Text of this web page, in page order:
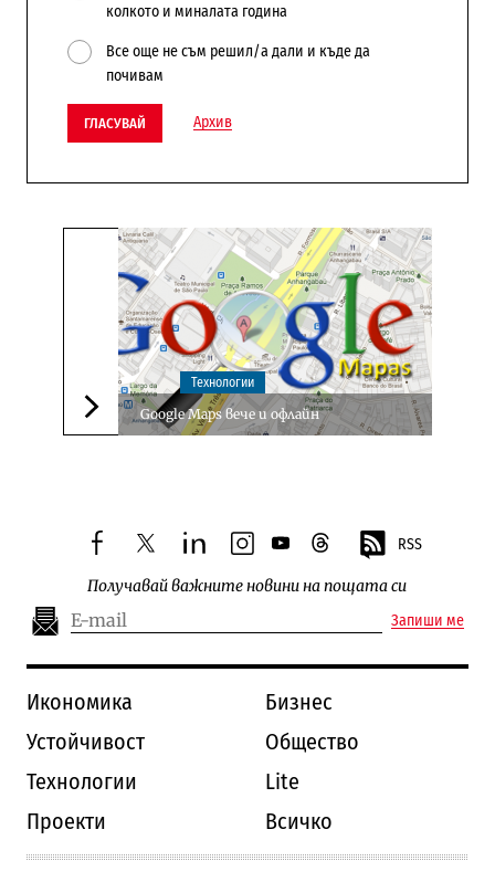
колкото и миналата година
Все още не съм решил/а дали и къде да
почивам
ГЛАСУВАЙ Архив
Следваща новина
Технологии
Google Maps вече и офлайн
facebooktwitterlinkedininstagram
youtubethreads RSS
Получавай важните новини на пощата си
Запиши ме
Икономика
Бизнес
Устойчивост
Общество
Технологии
Lite
Проекти
Всичко